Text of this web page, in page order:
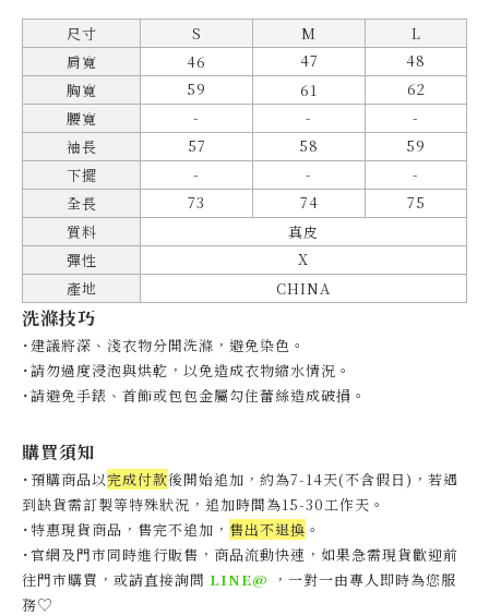
尺寸 S M
L
肩寬
46 47
48
胸寬
59 61
62
腰寬
- -
-
袖長
57 58
59
下擺
- -
-
全長
73 74
75
質料
真皮
彈性
X
產地
CHINA
洗滌技巧
˙建議將深、淺衣物分開洗滌，避免染色。
˙請勿過度浸泡與烘乾，以免造成衣物縮水情況。
˙請避免手錶、首飾或包包金屬勾住蕾絲造成破損。
購買須知
˙預購商品以完成付款後開始追加，約為7-14天(不含假日)， 若遇
到缺貨需訂製等特殊狀況，追加時間為15-30工作天 。
˙特惠現貨商品，售完不追加， 售出不退換 。
˙官網及門市同時進行販售，商品流動快速，如果急需現貨歡迎前
往門市購買，或請直接詢問 LINE@ ，一對一由專人即時為您服
務♡